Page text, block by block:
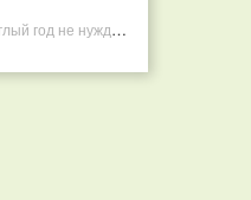
Горжусь тем, что моя семья круглый год не нуждается в покупных витаминах